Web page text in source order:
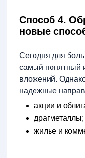
Способ 4.
новые
Сегодня для
самый понятный
вложений.
надежные
акции и
драгметаллы;
жилье и